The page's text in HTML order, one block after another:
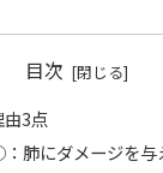
目次
3点
肺にダメージを与